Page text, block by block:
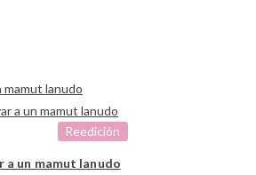
Reedición
a un mamut lanudo